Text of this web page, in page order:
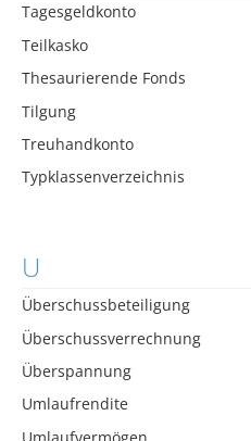
Tagesgeldkonto
Teilkasko
Thesaurierende Fonds
Tilgung
Treuhandkonto
Typklassenverzeichnis
U
Überschussbeteiligung
Überschussverrechnung
Überspannung
Umlaufrendite